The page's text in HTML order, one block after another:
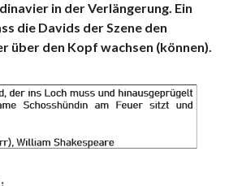
in der Verlängerung. Ein
die Davids der Szene den
über den Kopf wachsen (können).